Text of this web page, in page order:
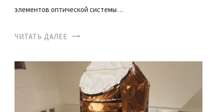
элементов оптической системы…
ЧИТАТЬ ДАЛЕЕ